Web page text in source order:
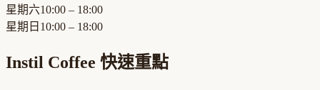
星期六10:00 – 18:00
星期日 10:00 – 18:00
Instil Coffee 快速重點